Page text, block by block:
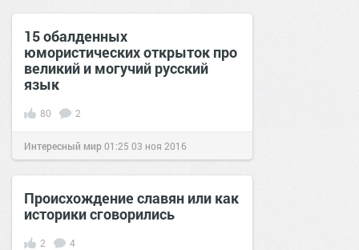
15 обалденных
юмористических открыток про
великий и могучий русский
язык
80 2
Интересный мир01:25 03 ноя 2016
Происхождение славян или как
историки сговорились
2 4